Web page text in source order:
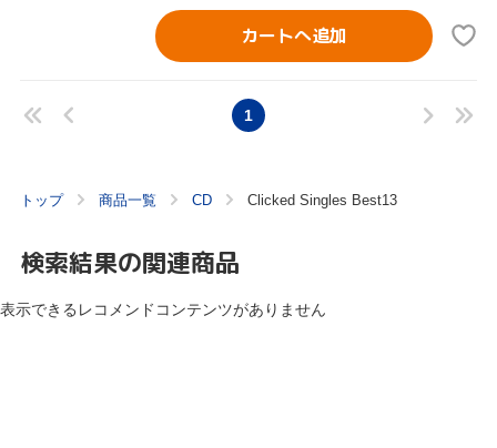
カートへ追加
1
トップ 商品一覧 CD Clicked Singles Best13
検索結果の関連商品
表示できるレコメンドコンテンツがありません